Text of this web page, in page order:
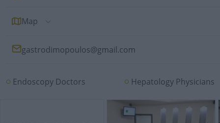
Map
gastrodimopoulos@gmail.com
Endoscopy Doctors Hepatology Physicians